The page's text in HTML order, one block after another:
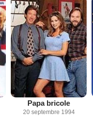
Papa bricole
20 septembre 1994